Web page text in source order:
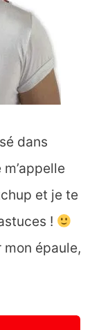
dans
et je te
!
épaule,